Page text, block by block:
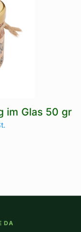
im Glas 50 gr
DA